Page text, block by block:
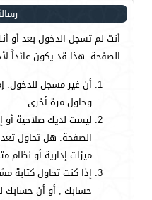
أنت لم تسجل الدخول بعد أو
الصفحة. هذا قد يكون عائداً
أن غير مسجل للدخول.
وحاول مرة أخرى.
ليست لديك صلاحية أو
الصفحة. هل تحاول
ميزات إدارية أو نظام
إذا كنت تحاول كتابة
حسابك , أو أن حسابك